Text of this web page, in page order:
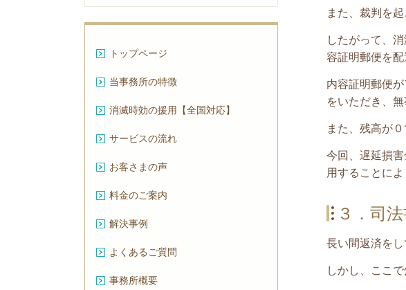
また、 裁判を
したがって、
容証明郵便を配
内容証明郵便
をいただき、
また、残高が
今回、 遅延損
用することに
３．司
長い間返済を
しかし、ここ
トップページ
当事務所の特徴
消滅時効の援用【全国対応】
サービスの流れ
お客さまの声
料金のご案内
解決事例
よくあるご質問
事務所概要